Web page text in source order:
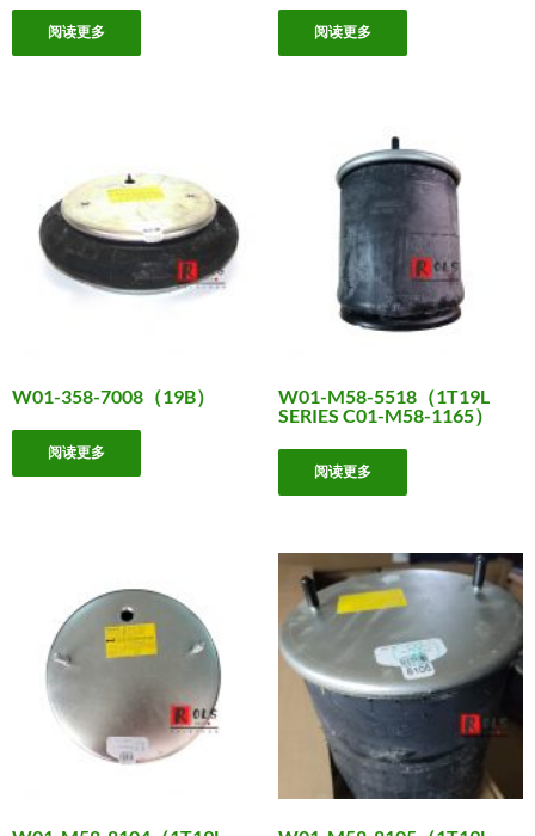
阅读更多 阅读更多
W01-358-7008（19B）
阅读更多
W01-M58-5518（1T19L
SERIES C01-M58-1165）
阅读更多